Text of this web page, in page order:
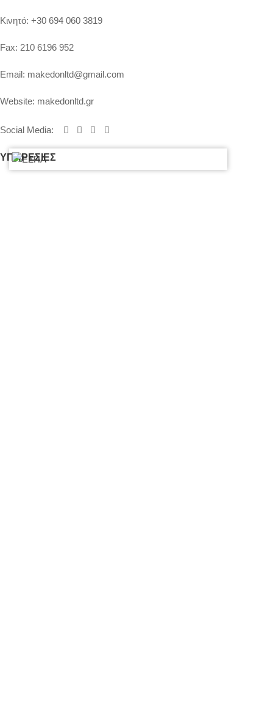
Κινητό: +30 694 060 3819
Fax: 210 6196 952
Email: makedonltd@gmail.com
Website: makedonltd.gr
Social Media:
ΥΠΗΡΕΣΙΕΣ